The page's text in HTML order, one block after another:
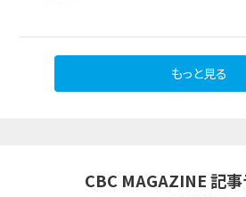
もっと見る
CBC MAGAZINE 記事